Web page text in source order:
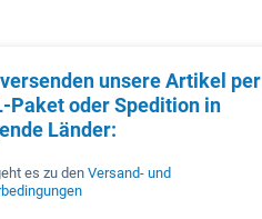
unsere Artikel per
Paket oder Spedition in
Länder:
es zu denVersand- und